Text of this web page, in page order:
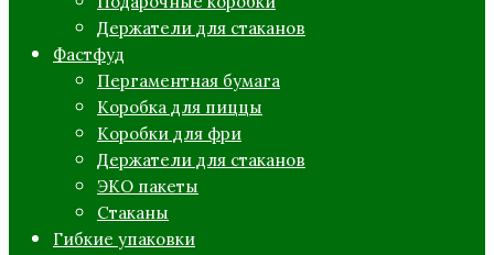
Держатели для стаканов
Фастфуд
Пергаментная бумага
Коробка для пиццы
Коробки для фри
Держатели для стаканов
ЭКО пакеты
Стаканы
Гибкие упаковки